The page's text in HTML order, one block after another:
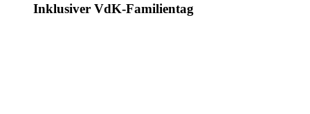
Inklusiver VdK-Familientag